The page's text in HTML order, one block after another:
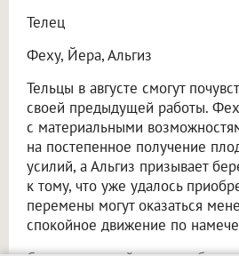
Телец
Феху, Йера, Альгиз
Тельцы в августе смогут
своей предыдущей работы.
с материальными
на постепенное получение
усилий, а Альгиз призывает
к тому, что уже удалось
перемены могут оказаться
спокойное движение по